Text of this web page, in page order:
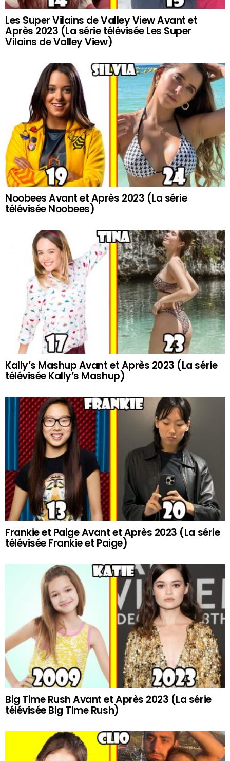
Les Super Vilains de Valley View Avant et
Après 2023 (La série télévisée Les Super
Vilains de Valley View)
Noobees Avant et Après 2023 (La série
télévisée Noobees)
Kally’s Mashup Avant et Après 2023 (La série
télévisée Kally’s Mashup)
Frankie et Paige Avant et Après 2023 (La série
télévisée Frankie et Paige)
Big Time Rush Avant et Après 2023 (La série
télévisée Big Time Rush)